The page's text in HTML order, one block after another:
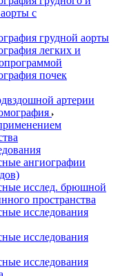
с
грудной аорты
легких и
почек
артерии
ангиографии
исслед. брюшной
пространства
исследования
исследования
исследования